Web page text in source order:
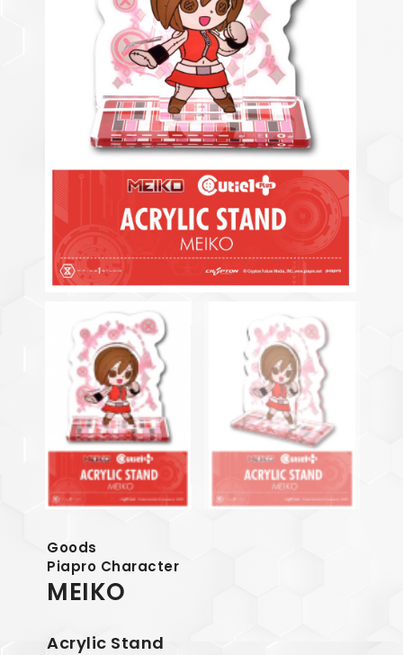
Goods
Piapro Character
MEIKO
Acrylic Stand